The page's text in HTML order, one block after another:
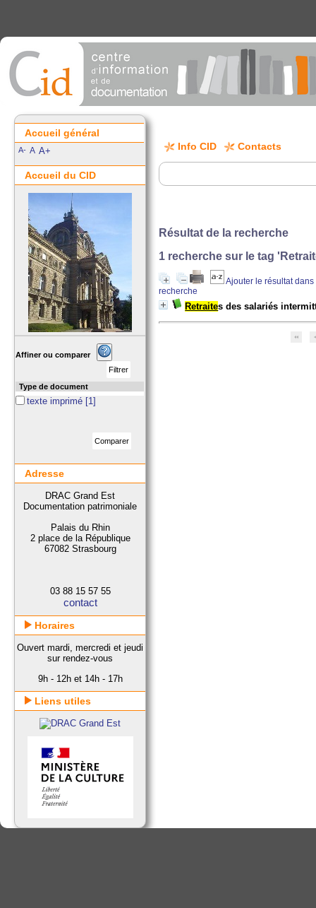
Info CID Contacts
Résultat de la recherche
1 recherche sur le tag
Ajouter le résultat
recherche
Retraites des salariés
Accueil général
A- A A+
Accueil du CID
Affiner ou comparer
Type de document
texte imprimé [1]
Adresse
DRAC Grand Est
Documentation patrimoniale
Palais du Rhin
2 place de la République
67082 Strasbourg
03 88 15 57 55
contact
Horaires
Ouvert mardi, mercredi et jeudi
sur rendez-vous
9h - 12h et 14h - 17h
Liens utiles